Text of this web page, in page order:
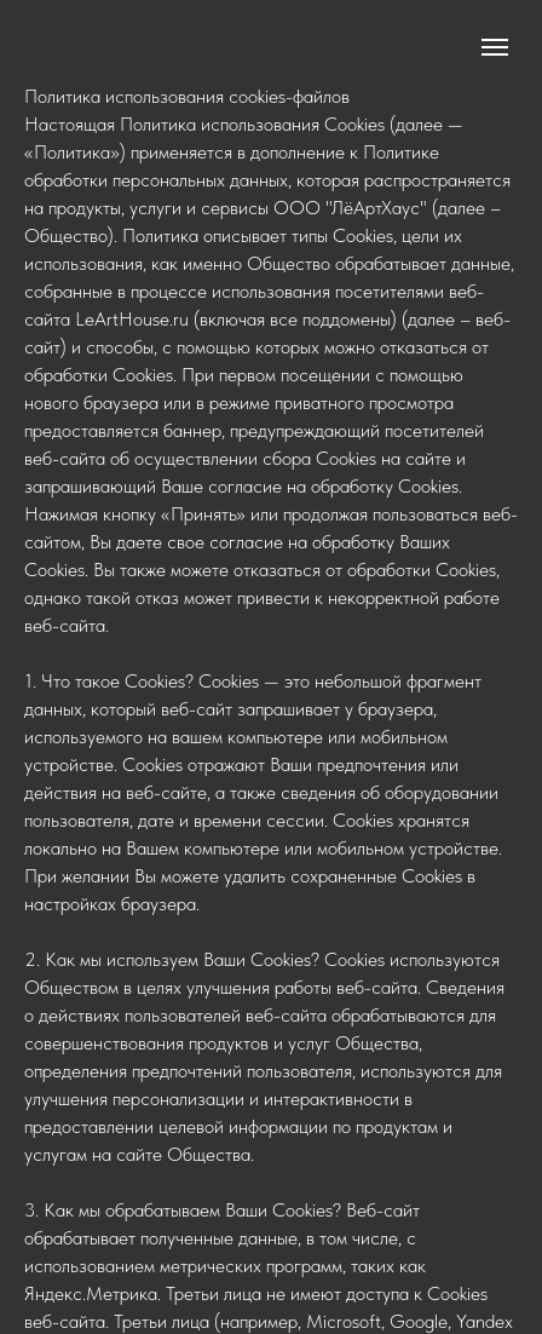
Политика использования cookies-файлов
Настоящая Политика использования Сookies (далее —
«Политика») применяется в дополнение к Политике
обработки персональных данных, которая распространяется
на продукты, услуги и сервисы ООО "ЛёАртХаус" (далее –
Общество). Политика описывает типы Сookies, цели их
использования, как именно Общество обрабатывает данные,
собранные в процессе использования посетителями веб-
сайта LeArtHouse.ru (включая все поддомены) (далее – веб-
сайт) и способы, с помощью которых можно отказаться от
обработки Сookies. При первом посещении с помощью
нового браузера или в режиме приватного просмотра
предоставляется баннер, предупреждающий посетителей
веб-сайта об осуществлении сбора Сookies на сайте и
запрашивающий Ваше согласие на обработку Сookies.
Нажимая кнопку «Принять» или продолжая пользоваться веб-
сайтом, Вы даете свое согласие на обработку Ваших
Сookies. Вы также можете отказаться от обработки Сookies,
однако такой отказ может привести к некорректной работе
веб-сайта.
1. Что такое Cookies? Сookies — это небольшой фрагмент
данных, который веб-сайт запрашивает у браузера,
используемого на вашем компьютере или мобильном
устройстве. Cookies отражают Ваши предпочтения или
действия на веб-сайте, а также сведения об оборудовании
пользователя, дате и времени сессии. Сookies хранятся
локально на Вашем компьютере или мобильном устройстве.
При желании Вы можете удалить сохраненные Сookies в
настройках браузера.
2. Как мы используем Ваши Cookies? Сookies используются
Обществом в целях улучшения работы веб-сайта. Сведения
о действиях пользователей веб-сайта обрабатываются для
совершенствования продуктов и услуг Общества,
определения предпочтений пользователя, используются для
улучшения персонализации и интерактивности в
предоставлении целевой информации по продуктам и
услугам на сайте Общества.
3. Как мы обрабатываем Ваши Cookies? Веб-сайт
обрабатывает полученные данные, в том числе, с
использованием метрических программ, таких как
Яндекс.Метрика. Третьи лица не имеют доступа к Cookies
веб-сайта. Третьи лица (например, Microsoft, Google, Yandex